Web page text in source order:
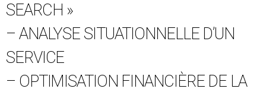
SEARCH »
– ANALYSE SITUATIONNELLE D’UN
SERVICE
– OPTIMISATION FINANCIÈRE DE LA